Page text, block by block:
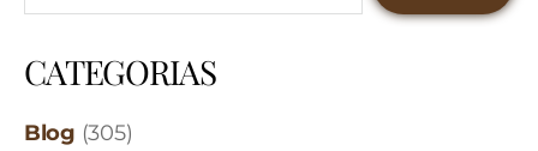
CATEGORIAS
Blog (305)